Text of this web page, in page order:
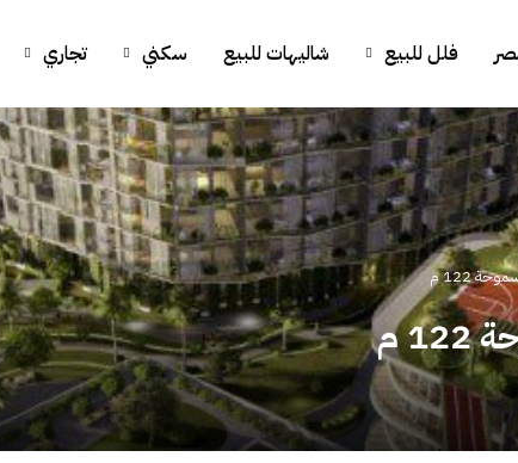
فلل للبيع شاليهات للبيع سكني تجاري
122 م
م